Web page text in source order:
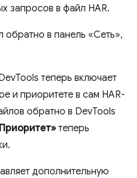
запросов в файл HAR.
обратно в панель «Сеть»,
теперь включает
и приоритете в сам HAR-
обратно в DevTools
теперь
дополнительную